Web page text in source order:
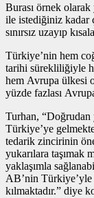
Burası örnek olarak
ile istediğiniz kadar
sınırsız uzayıp
Türkiye’nin hem
tarihi sürekliliğiyle
hem Avrupa ülkesi
yüzde fazlası
Turhan, “Doğrudan
Türkiye’ye
tedarik zincirinin
yukarılara taşımak
yaklaşımla
AB’nin
kılmaktadır.” diye